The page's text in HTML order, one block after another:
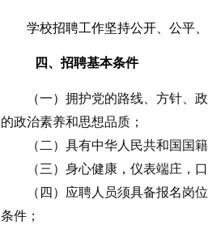
学校招聘工作坚持公开、公平
四、招聘基本条件
（一） 拥护党的路线、方针、
的政治素养和思想品质；
（二）具有中华人民共和国国
（三） 身心健康，仪表端庄，
（四）应聘人员须具备报名岗
条件；